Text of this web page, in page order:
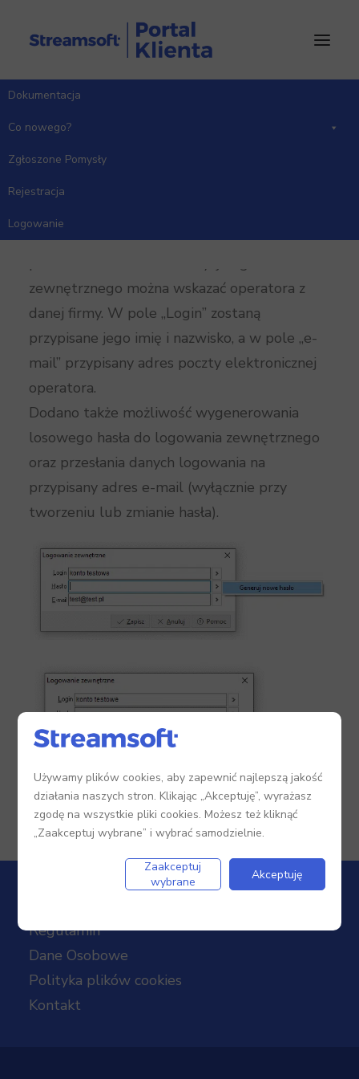
Dokumentacja
Co nowego?
Zgłoszone Pomysły
Rejestracja
Logowanie
Strona Główna
Moduł Administratora
W oknie edycyjnym logowania zewnętrznego
zewnętrznego można wskazać operatora z
danej firmy. W pole „Login” zostaną
przypisane jego imię i nazwisko, a w pole „e-
mail” przypisany adres poczty elektronicznej
operatora.
Dodano także możliwość wygenerowania
losowego hasła do logowania zewnętrznego
oraz przesłania danych logowania na
przypisany adres e-mail (wyłącznie przy
tworzeniu lub zmianie hasła).
Regulamin
Dane Osobowe
Polityka plików cookies
Kontakt
Używamy plików cookies, aby zapewnić najlepszą jakość
działania naszych stron. Klikając „Akceptuję”, wyrażasz
zgodę na wszystkie pliki cookies. Możesz też kliknąć
„Zaakceptuj wybrane” i wybrać samodzielnie.
Zaakceptuj
wybrane
Akceptuję